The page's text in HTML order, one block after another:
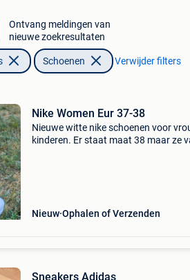
Ontvang meldingen van
nieuwe zoekresultaten
Schoenen Verwijder filters
Nike Women Eur 37-38
Nieuwe witte nike schoenen voor
kinderen. Er staat maat 38 maar ze
Nieuw Ophalen of Verzenden
Sneakers Adidas